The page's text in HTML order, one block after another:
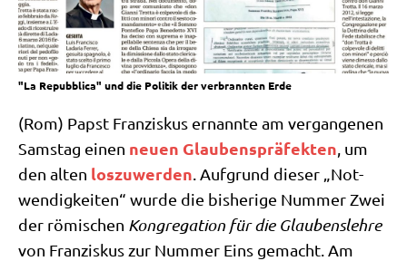
"La Repubblica" und die Politik der verbrannten Erde
(Rom) Papst Fran­zis­kus ernann­te am ver­gan­ge­nen
Sams­tag einen neu­en Glau­bens­prä­fek­ten, um
den alten los­zu­wer­den. Auf­grund die­ser „Not­
wen­dig­kei­ten“ wur­de die bis­he­ri­ge Num­mer Zwei
der römi­schen Kon­gre­ga­ti­on für die Glau­bens­leh­re
von Fran­zis­kus zur Num­mer Eins gemacht. Am